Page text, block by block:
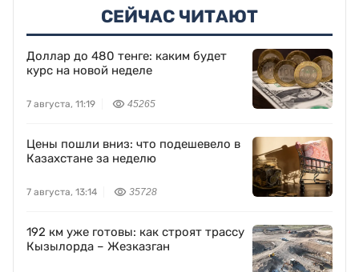
СЕЙЧАС ЧИТАЮТ
Доллар до 480 тенге: каким будет
курс на новой неделе
7 августа, 11:19 45265
Цены пошли вниз: что подешевело в
Казахстане за неделю
7 августа, 13:14 35728
192 км уже готовы: как строят трассу
Кызылорда – Жезказган